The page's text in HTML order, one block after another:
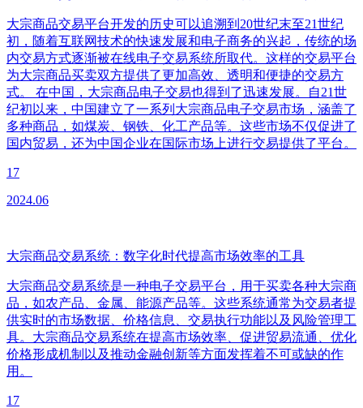
大宗商品交易平台开发的历史可以追溯到20世纪末至21世纪
初，随着互联网技术的快速发展和电子商务的兴起，传统的场
内交易方式逐渐被在线电子交易系统所取代。这样的交易平台
为大宗商品买卖双方提供了更加高效、透明和便捷的交易方
式。 在中国，大宗商品电子交易也得到了迅速发展。自21世
纪初以来，中国建立了一系列大宗商品电子交易市场，涵盖了
多种商品，如煤炭、钢铁、化工产品等。这些市场不仅促进了
国内贸易，还为中国企业在国际市场上进行交易提供了平台。
17
2024.06
大宗商品交易系统：数字化时代提高市场效率的工具
大宗商品交易系统是一种电子交易平台，用于买卖各种大宗商
品，如农产品、金属、能源产品等。这些系统通常为交易者提
供实时的市场数据、价格信息、交易执行功能以及风险管理工
具。大宗商品交易系统在提高市场效率、促进贸易流通、优化
价格形成机制以及推动金融创新等方面发挥着不可或缺的作
用。
17